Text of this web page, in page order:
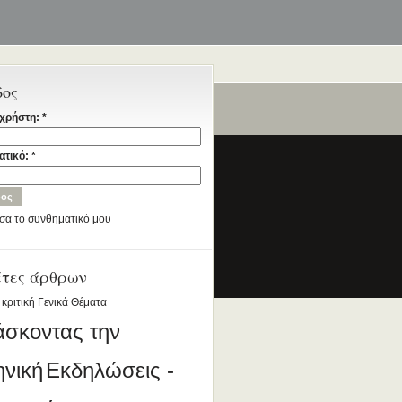
*
*
το συνθηματικό μου
άρθρων
Γενικά Θέματα
την
Εκδηλώσεις -
την Ελληνική Γλώσσα